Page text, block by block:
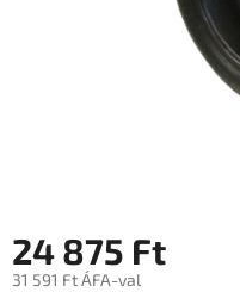
24 875 Ft
31 591 Ft ÁFA-val